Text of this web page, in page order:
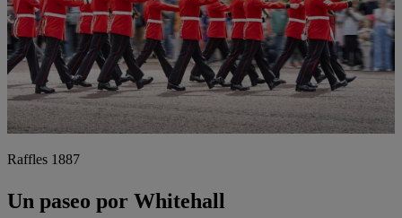
Raffles 1887
Un paseo por Whitehall